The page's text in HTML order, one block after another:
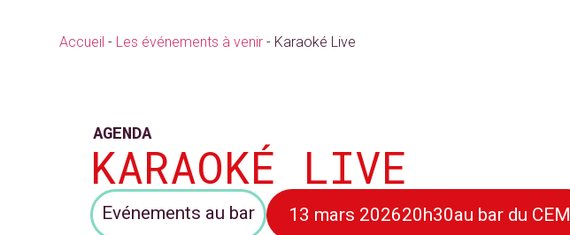
Accueil - Les événements à venir - Karaoké Live
AGENDA
KARAOKÉ LIVE
Evénements au bar 13 mars 202620h30au bar du CEM